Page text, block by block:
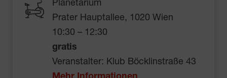
Planetarium
Prater Hauptallee, 1020 Wien
10:30 – 12:30
gratis
Veranstalter: Klub Böcklinstraße 43